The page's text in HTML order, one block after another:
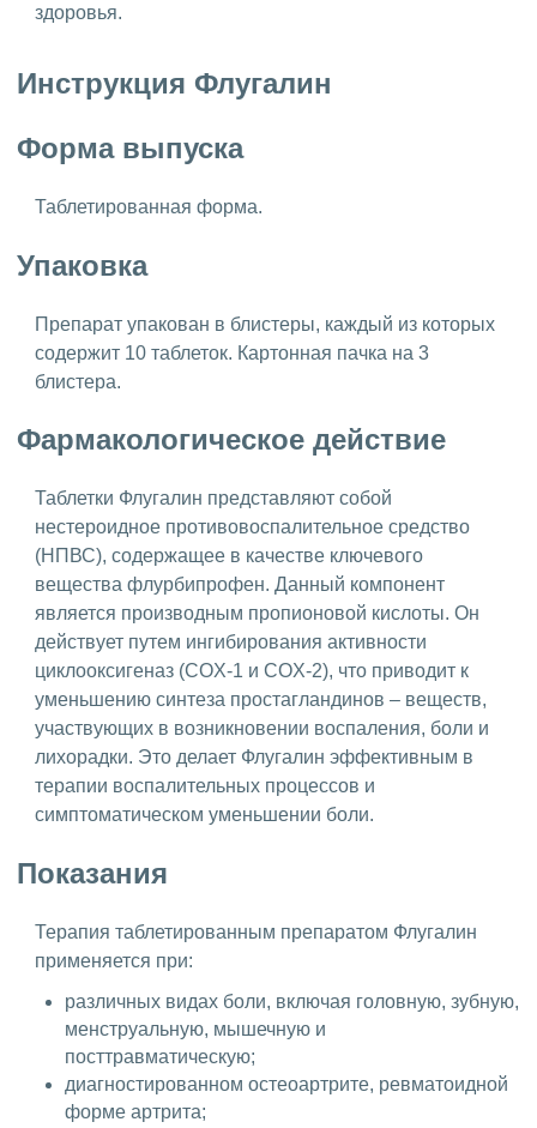
здоровья.
Инструкция Флугалин
Форма выпуска
Таблетированная форма.
Упаковка
Препарат упакован в блистеры, каждый из которых
содержит 10 таблеток. Картонная пачка на 3
блистера.
Фармакологическое действие
Таблетки Флугалин представляют собой
нестероидное противовоспалительное средство
(НПВС), содержащее в качестве ключевого
вещества флурбипрофен. Данный компонент
является производным пропионовой кислоты. Он
действует путем ингибирования активности
циклооксигеназ (COX-1 и COX-2), что приводит к
уменьшению синтеза простагландинов – веществ,
участвующих в возникновении воспаления, боли и
лихорадки. Это делает Флугалин эффективным в
терапии воспалительных процессов и
симптоматическом уменьшении боли.
Показания
Терапия таблетированным препаратом Флугалин
применяется при:
различных видах боли, включая головную, зубную,
менструальную, мышечную и
посттравматическую;
диагностированном остеоартрите, ревматоидной
форме артрита;